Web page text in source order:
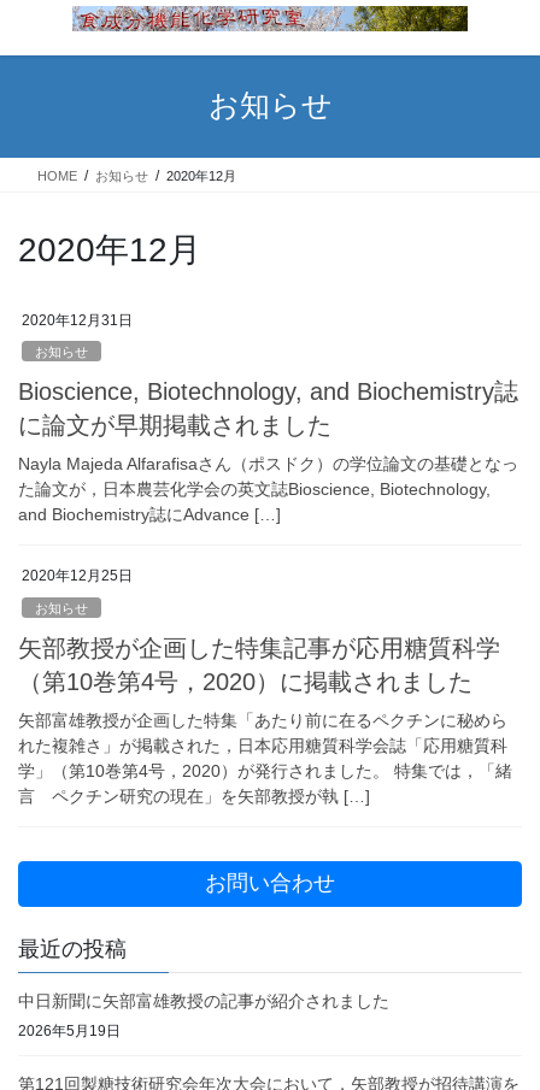
テ
ス
ゲ
ン
お知らせ
HOME お知らせ 2020年12月
2020年12月
2020年12月31日
お知らせ
Bioscience, Biotechnology, and Biochemistry誌
に論文が早期掲載されました
Nayla Majeda Alfarafisaさん（ポスドク）の学位論文の基礎となっ
た論文が，日本農芸化学会の英文誌Bioscience, Biotechnology,
and Biochemistry誌にAdvance […]
2020年12月25日
お知らせ
矢部教授が企画した特集記事が応用糖質科学
（第10巻第4号，2020）に掲載されました
矢部富雄教授が企画した特集「あたり前に在るペクチンに秘めら
れた複雑さ」が掲載された，日本応用糖質科学会誌「応用糖質科
学」（第10巻第4号，2020）が発行されました。 特集では，「緒
言 ペクチン研究の現在」を矢部教授が執 […]
お問い合わせ
最近の投稿
中日新聞に矢部富雄教授の記事が紹介されました
2026年5月19日
第121回製糖技術研究会年次大会において，矢部教授が招待講演を